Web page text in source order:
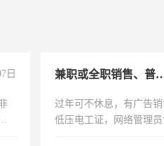
日 兼职或全职销售、
过年可不休息，有广告
低压电工证，网络管理员